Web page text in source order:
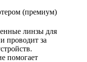
(премиум)
линзы для
проводит за
помогает